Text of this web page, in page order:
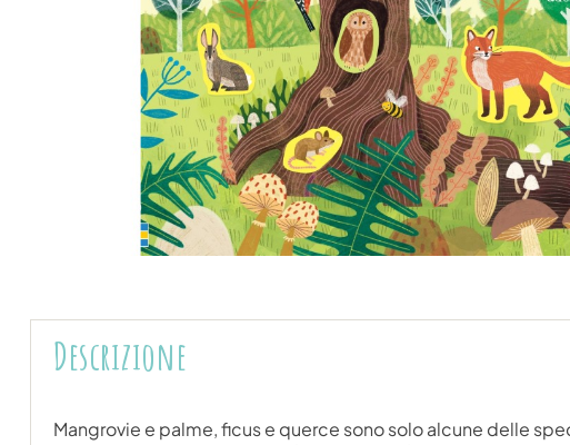
Descrizione
Mangrovie e palme, ficus e querce sono solo alcune delle